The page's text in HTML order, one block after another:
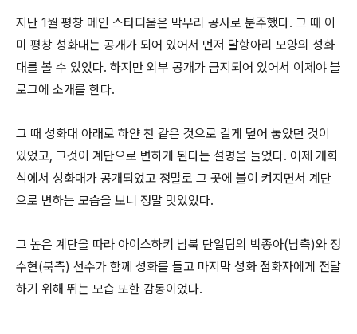
지난 1월 평창 메인 스타디움은 막무리 공사로 분주했다. 그 때 이
미 평창 성화대는 공개가 되어 있어서 먼저 달항아리 모양의 성화
대를 볼 수 있었다. 하지만 외부 공개가 금지되어 있어서 이제야 블
로그에 소개를 한다.
그 때 성화대 아래로 하얀 천 같은 것으로 길게 덮어 놓았던 것이
있었고, 그것이 계단으로 변하게 된다는 설명을 들었다. 어제 개회
식에서 성화대가 공개되었고 정말로 그 곳에 불이 켜지면서 계단
으로 변하는 모습을 보니 정말 멋있었다.
그 높은 계단을 따라 아이스하키 남북 단일팀의 박종아(남측)와 정
수현(북측) 선수가 함께 성화를 들고 마지막 성화 점화자에게 전달
하기 위해 뛰는 모습 또한 감동이었다.